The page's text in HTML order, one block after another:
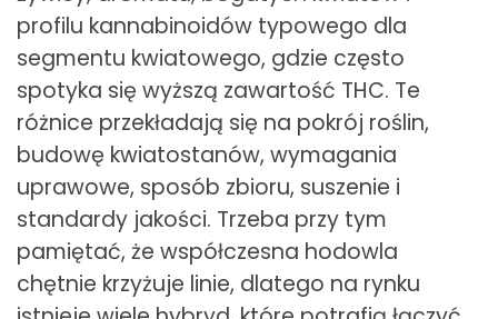
profilu kannabinoidów typowego dla
segmentu kwiatowego, gdzie często
spotyka się wyższą zawartość THC. Te
różnice przekładają się na pokrój roślin,
budowę kwiatostanów, wymagania
uprawowe, sposób zbioru, suszenie i
standardy jakości. Trzeba przy tym
pamiętać, że współczesna hodowla
chętnie krzyżuje linie, dlatego na rynku